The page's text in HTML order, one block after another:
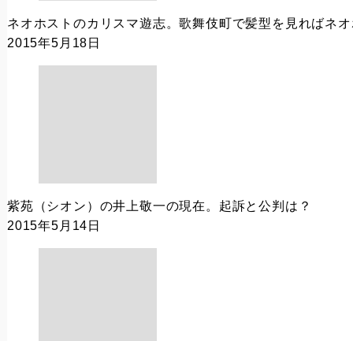
ネオホストのカリスマ遊志。歌舞伎町で髪型を見ればネ
2015年5月18日
紫苑（シオン）の井上敬一の現在。起訴と公判は？
2015年5月14日